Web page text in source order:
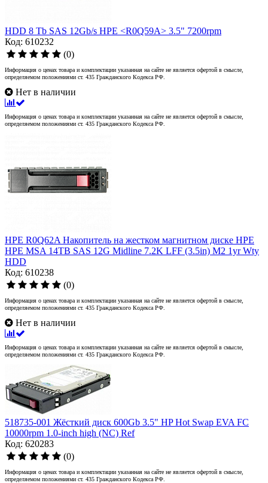
HDD 8 Tb SAS 12Gb/s HPE <R0Q59A> 3.5" 7200rpm
Код: 610232
(0)
Информация о ценах товара и комплектации указанная на сайте не является офертой в смысле,
определяемом положениями ст. 435 Гражданского Кодекса РФ.
Нет в наличии
Информация о ценах товара и комплектации указанная на сайте не является офертой в смысле,
определяемом положениями ст. 435 Гражданского Кодекса РФ.
HPE R0Q62A Накопитель на жестком магнитном диске HPE
HPE MSA 14TB SAS 12G Midline 7.2K LFF (3.5in) M2 1yr Wty
HDD
Код: 610238
(0)
Информация о ценах товара и комплектации указанная на сайте не является офертой в смысле,
определяемом положениями ст. 435 Гражданского Кодекса РФ.
Нет в наличии
Информация о ценах товара и комплектации указанная на сайте не является офертой в смысле,
определяемом положениями ст. 435 Гражданского Кодекса РФ.
518735-001 Жёсткий диск 600Gb 3.5" HP Hot Swap EVA FC
10000rpm 1.0-inch high (NC) Ref
Код: 620283
(0)
Информация о ценах товара и комплектации указанная на сайте не является офертой в смысле,
определяемом положениями ст. 435 Гражданского Кодекса РФ.